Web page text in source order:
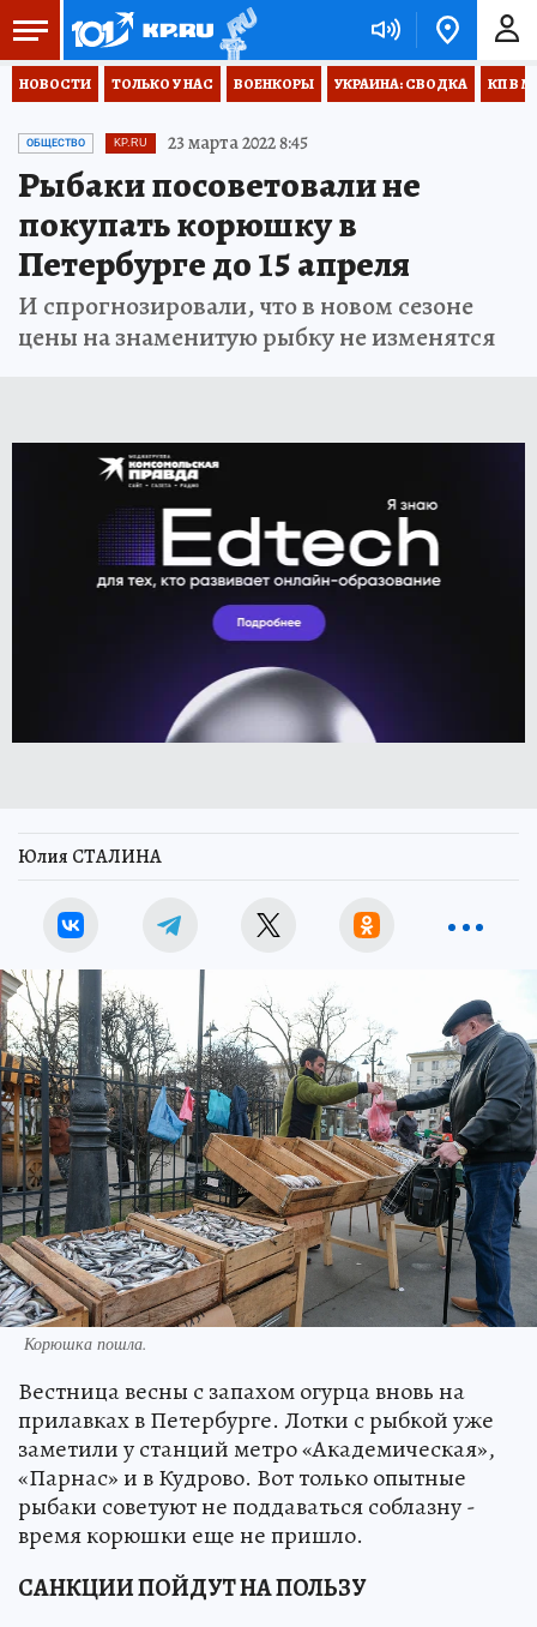
НОВОСТИ ТОЛЬКО У НАС ВОЕНКОРЫ УКРАИНА: СВОДКА КП В
ОБЩЕСТВО KP.RU 23 марта 2022 8:45
Рыбаки посоветовали не
покупать корюшку в
Петербурге до 15 апреля
И спрогнозировали, что в новом сезоне
цены на знаменитую рыбку не изменятся
Юлия СТАЛИНА
Корюшка пошла.
Вестница весны с запахом огурца вновь на
прилавках в Петербурге. Лотки с рыбкой уже
заметили у станций метро «Академическая»,
«Парнас» и в Кудрово. Вот только опытные
рыбаки советуют не поддаваться соблазну -
время корюшки еще не пришло.
САНКЦИИ ПОЙДУТ НА ПОЛЬЗУ